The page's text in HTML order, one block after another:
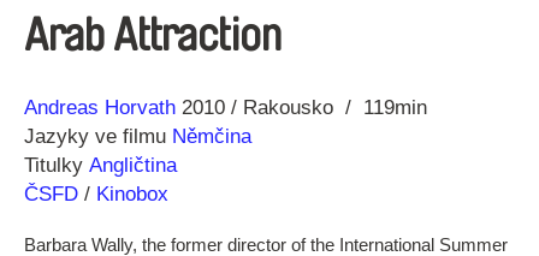
Arab Attraction
Režie
Andreas Horvath
Rok 2010 Rakousko
119min
Jazyky ve filmu Němčina
Titulky Angličtina
ČSFD / Kinobox
Barbara Wally, the former director of the International Summer